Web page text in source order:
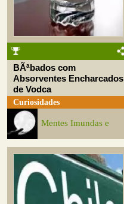
BÃªbados com
Absorventes Encharcados
de Vodca
Curiosidades
Mentes Imundas e